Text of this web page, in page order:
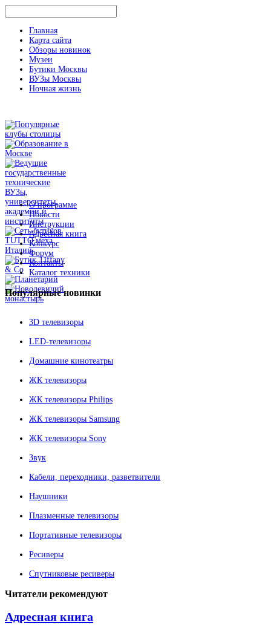
Главная
Карта сайта
Обзоры новинок
Музеи
Бутики Москвы
ВУЗы Москвы
Ночная жизнь
О программе
Новости
Инструкции
Адресная книга
Конкурс
Форум
Контакты
Каталог техники
Популярныеновинки
3D телевизоры
LED-телевизоры
Домашние кинотеатры
ЖК телевизоры
ЖК телевизоры Philips
ЖК телевизоры Samsung
ЖК телевизоры Sony
Звук
Кабели, переходники, разветвители
Наушники
Плазменные телевизоры
Портативные телевизоры
Ресиверы
Спутниковые ресиверы
Читатели рекомендуют
Адресная книга